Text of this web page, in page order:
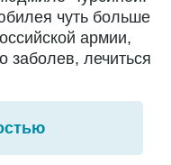
чуть больше
армии,
заболев, лечиться